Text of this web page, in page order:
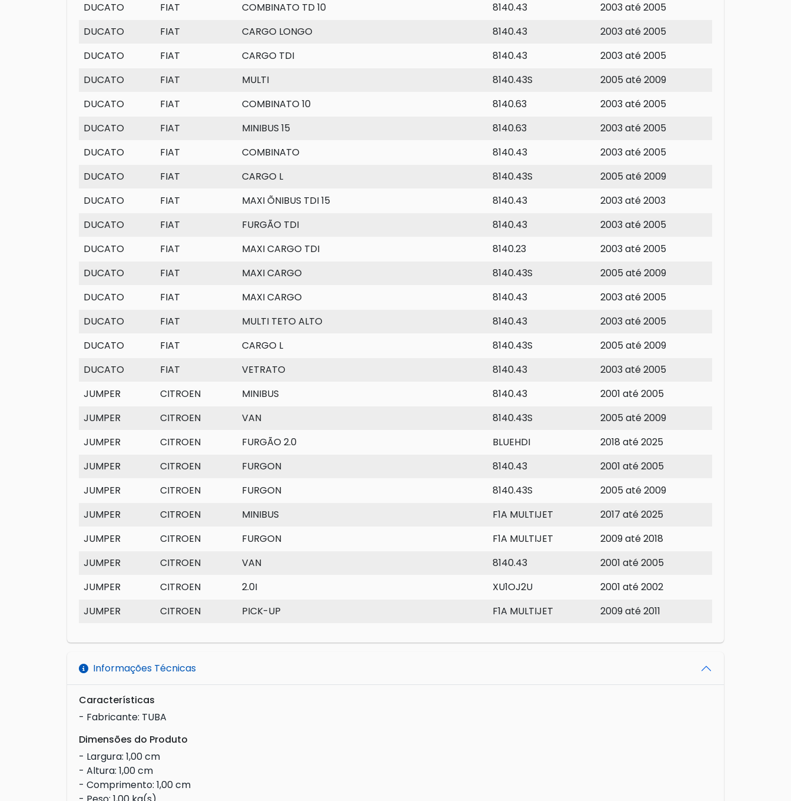
DUCATO
FIAT COMBINATO TD 10 8140.43
2003 até 2005
DUCATO
FIAT CARGO LONGO 8140.43
2003 até 2005
DUCATO
FIAT CARGO TDI 8140.43
2003 até 2005
DUCATO
FIAT MULTI 8140.43S
2005 até 2009
DUCATO
FIAT COMBINATO 10 8140.63
2003 até 2005
DUCATO
FIAT MINIBUS 15 8140.63
2003 até 2005
DUCATO
FIAT COMBINATO 8140.43
2003 até 2005
DUCATO
FIAT CARGO L 8140.43S
2005 até 2009
DUCATO
FIAT MAXI ÕNIBUS TDI 15 8140.43
2003 até 2003
DUCATO
FIAT FURGÃO TDI 8140.43
2003 até 2005
DUCATO
FIAT MAXI CARGO TDI 8140.23
2003 até 2005
DUCATO
FIAT MAXI CARGO 8140.43S
2005 até 2009
DUCATO
FIAT MAXI CARGO 8140.43
2003 até 2005
DUCATO
FIAT MULTI TETO ALTO 8140.43
2003 até 2005
DUCATO
FIAT CARGO L 8140.43S
2005 até 2009
DUCATO
FIAT VETRATO 8140.43
2003 até 2005
JUMPER
CITROEN MINIBUS 8140.43
2001 até 2005
JUMPER
CITROEN VAN 8140.43S
2005 até 2009
JUMPER
CITROEN FURGÃO 2.0 BLUEHDI
2018 até 2025
JUMPER
CITROEN FURGON 8140.43
2001 até 2005
JUMPER
CITROEN FURGON 8140.43S
2005 até 2009
JUMPER
CITROEN MINIBUS F1A MULTIJET
2017 até 2025
JUMPER
CITROEN FURGON F1A MULTIJET
2009 até 2018
JUMPER
CITROEN VAN 8140.43
2001 até 2005
JUMPER
CITROEN 2.0I XU1OJ2U
2001 até 2002
JUMPER
CITROEN PICK-UP F1A MULTIJET 2009 até 2011
Informações Técnicas
Características
- Fabricante: TUBA
Dimensões do Produto
- Largura: 1,00 cm
- Altura: 1,00 cm
- Comprimento: 1,00 cm